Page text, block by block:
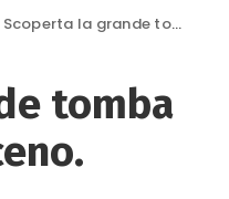
tomba di un “principe guerriero” piceno.
tomba